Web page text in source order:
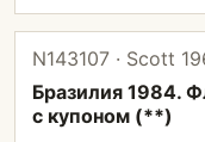
N143107 · Scott
Бразилия 1984.
с купоном (**)